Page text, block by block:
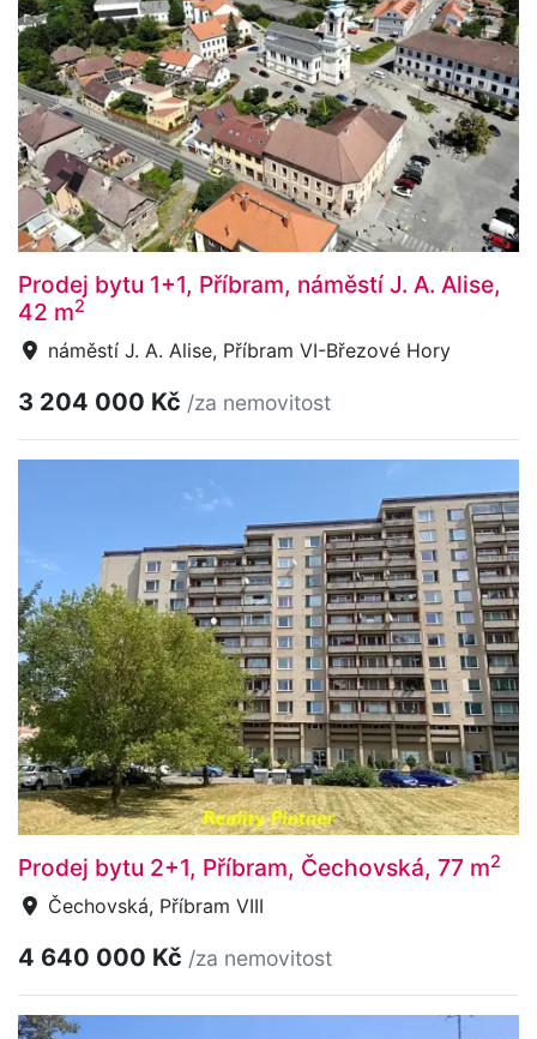
Prodej bytu 1+1, Příbram, náměstí J. A. Alise,
42 m2
náměstí J. A. Alise, Příbram VI-Březové Hory
3 204 000 Kč /za nemovitost
Prodej bytu 2+1, Příbram, Čechovská, 77 m2
Čechovská, Příbram VIII
4 640 000 Kč /za nemovitost